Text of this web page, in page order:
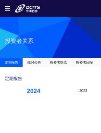
投资者关系
定期报告 临时公告 投资者交流 投资者回报
定期报告
2024 2023